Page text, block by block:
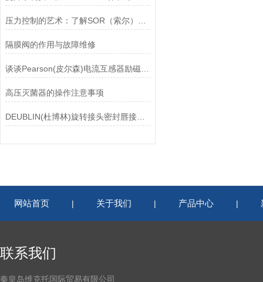
隔膜阀的作用与故障维修
谈谈Pearson(皮尔森)电流互感器励磁特性试验的目的
高压灭菌器的操作注意事项
DEUBLIN(杜博林)旋转接头密封唇接觖宽度和负载
网站首页 | 关于我们 | 产品中心 |
联系我们
秦皇岛维克托国际贸易有限公司